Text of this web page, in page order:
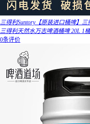
三得利Suntory【原装进口桶啤】
三得利天然水万志啤酒桶啤 20L 1
0条评价